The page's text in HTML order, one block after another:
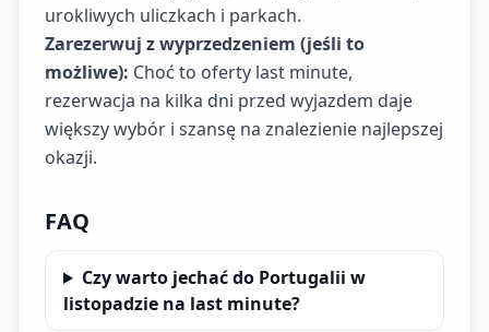
urokliwych uliczkach i parkach.
Zarezerwuj z wyprzedzeniem (jeśli to
możliwe): Choć to oferty last minute,
rezerwacja na kilka dni przed wyjazdem daje
większy wybór i szansę na znalezienie najlepszej
okazji.
FAQ
Czy warto jechać do Portugalii w
listopadzie na last minute?